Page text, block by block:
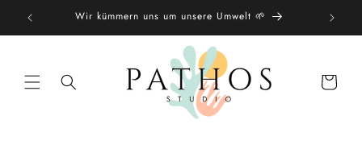
zum
Inhalt
Wir kümmern uns um unsere Umwelt 🌱
Warenkorb